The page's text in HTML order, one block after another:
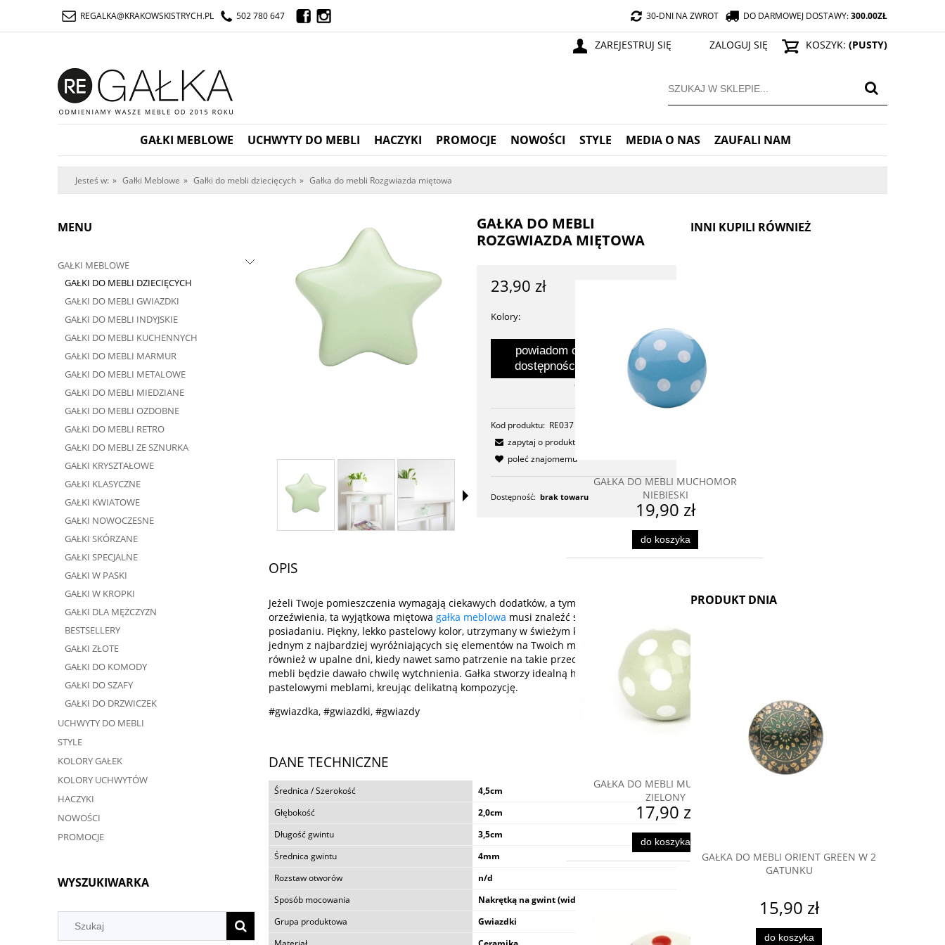
REGALKA@KRAKOWSKISTRYCH.PL 502 780 647 30-DNI NA ZWROT DO DARMOWEJ DOSTAWY:300.00ZŁ
ZAREJESTRUJ SIĘ ZALOGUJ SIĘ KOSZYK: (PUSTY)
GAŁKI MEBLOWE UCHWYTY DO MEBLI HACZYKI PROMOCJE NOWOŚCI STYLE MEDIA O NAS ZAUFALI NAM
Jesteś w: » Gałki Meblowe » Gałki do mebli dziecięcych » Gałka do mebli Rozgwiazda miętowa
MENU
GAŁKI MEBLOWE
GAŁKI DO MEBLI DZIECIĘCYCH
GAŁKI DO MEBLI GWIAZDKI
GAŁKI DO MEBLI INDYJSKIE
GAŁKI DO MEBLI KUCHENNYCH
GAŁKI DO MEBLI MARMUR
GAŁKI DO MEBLI METALOWE
GAŁKI DO MEBLI MIEDZIANE
GAŁKI DO MEBLI OZDOBNE
GAŁKI DO MEBLI RETRO
GAŁKI DO MEBLI ZE SZNURKA
GAŁKI KRYSZTAŁOWE
GAŁKI KLASYCZNE
GAŁKI KWIATOWE
GAŁKI NOWOCZESNE
GAŁKI SKÓRZANE
GAŁKI SPECJALNE
GAŁKI W PASKI
GAŁKI W KROPKI
GAŁKI DLA MĘŻCZYZN
BESTSELLERY
GAŁKI ZŁOTE
GAŁKI DO KOMODY
GAŁKI DO SZAFY
GAŁKI DO DRZWICZEK
UCHWYTY DO MEBLI
STYLE
KOLORY GAŁEK
KOLORY UCHWYTÓW
HACZYKI
NOWOŚCI
PROMOCJE
WYSZUKIWARKA
GAŁKA DO MEBLI
ROZGWIAZDA MIĘTOWA
23,90 zł
Kolory:
powiadom o
dostępności
dodaj do przechowalni
Kod produktu: RE037
zapytaj o produkt
poleć znajomemu
Dostępność: brak towaru
OPIS
Jeżeli Twoje pomieszczenia wymagają ciekawych dodatków, a tym bardziej
orzeźwienia, ta wyjątkowa miętowa gałka meblowa musi znaleźć się w Twoim
posiadaniu. Piękny, lekko pastelowy kolor, utrzymany w świeżym klimacie, będzie
jednym z najbardziej wyróżniających się elementów na Twoich meblach. Przyda się
również w upalne dni, kiedy nawet samo patrzenie na takie przedmioty jak gałki do
mebli będzie dawało chwilę wytchnienia. Gałka stworzy idealną harmonię z innymi
pastelowymi meblami, kreując delikatną kompozycję.
#gwiazdka, #gwiazdki, #gwiazdy
DANE TECHNICZNE
Średnica / Szerokość
4,5cm
Głębokość
2,0cm
Długość gwintu
3,5cm
Średnica gwintu
4mm
Rozstaw otworów
n/d
Sposób mocowania
Nakrętką na gwint (widoczny)
Grupa produktowa
Gwiazdki
INNI KUPILI RÓWNIEŻ
GAŁKA DO MEBLI MUCHOMOR
NIEBIESKI
GAŁKA DO MEBLI MUCHOMOR
PRODUKT DNIA
DREWNIANA GAŁKA DO MEBLI MODERN
24,90 zł
GAŁKA DO MEBLI ORIENT GREEN W 2
GATUNKU
15,90 zł
do koszyka